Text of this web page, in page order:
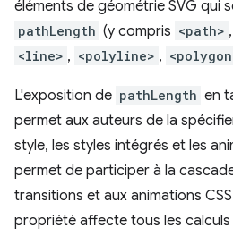
éléments de géométrie SVG qui
pathLength (y compris <path> ,
<line> , <polyline> ,
L'exposition de pathLength en
permet aux auteurs de la
style, les styles intégrés et les
permet de participer à la
transitions et aux animations
propriété affecte tous les